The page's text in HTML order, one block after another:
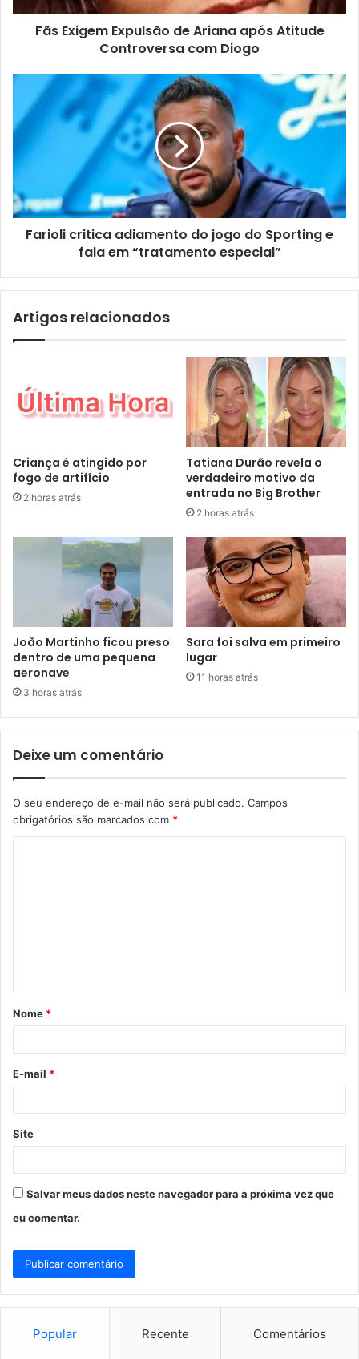
Fãs Exigem Expulsão de Ariana após Atitude
Controversa com Diogo
Farioli critica adiamento do jogo do Sporting e
fala em “tratamento especial”
Artigos relacionados
Criança é atingido por
fogo de artifício
2 horas atrás
Tatiana Durão revela o
verdadeiro motivo da
entrada no Big Brother
2 horas atrás
João Martinho ficou preso
dentro de uma pequena
aeronave
3 horas atrás
Sara foi salva em primeiro
lugar
11 horas atrás
Deixe um comentário
O seu endereço de e-mail não será publicado. Campos
obrigatórios são marcados com *
á
r
*
Nome *
E-mail *
Site
Salvar meus dados neste navegador para a próxima vez que
eu comentar.
Popular Recente Comentários